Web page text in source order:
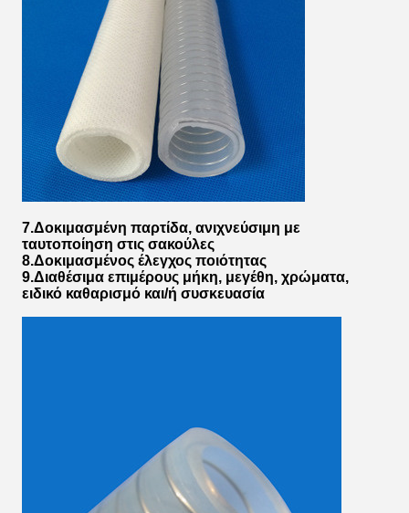
7.Δοκιμασμένη παρτίδα, ανιχνεύσιμη με
ταυτοποίηση στις σακούλες
8.Δοκιμασμένος έλεγχος ποιότητας
9.Διαθέσιμα επιμέρους μήκη, μεγέθη, χρώματα,
ειδικό καθαρισμό και/ή συσκευασία